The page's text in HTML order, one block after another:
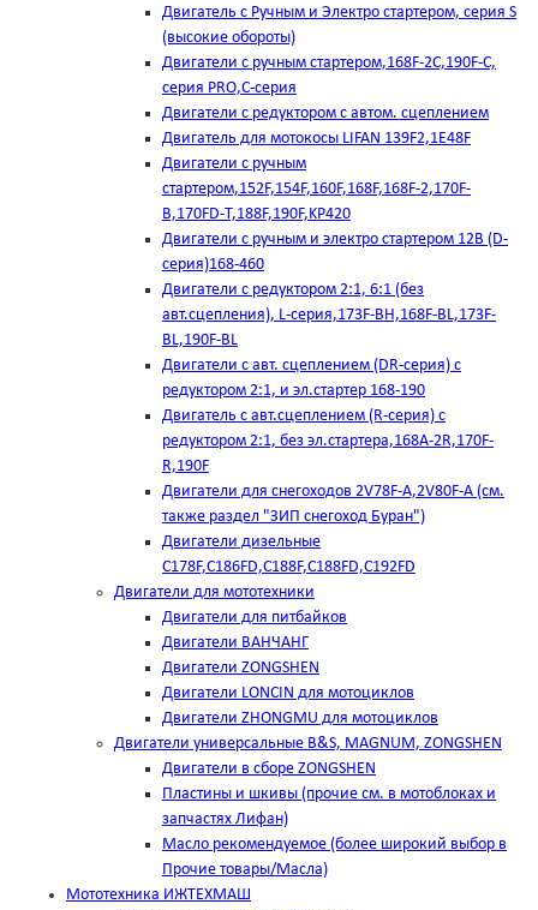
Двигатель с Ручным и Электро стартером, серия S
(высокие обороты)
Двигатели с ручным стартером,168F-2C,190F-C,
серия PRO,C-серия
Двигатели с редуктором с автом. сцеплением
Двигатель для мотокосы LIFAN 139F2,1E48F
Двигатели с ручным
стартером,152F,154F,160F,168F,168F-2,170F-
B,170FD-T,188F,190F,KP420
Двигатели с ручным и электро стартером 12В (D-
серия)168-460
Двигатели с редуктором 2:1, 6:1 (без
авт.сцепления), L-серия,173F-BH,168F-BL,173F-
BL,190F-BL
Двигатели с авт. сцеплением (DR-серия) с
редуктором 2:1, и эл.стартер 168-190
Двигатель с авт.сцеплением (R-серия) с
редуктором 2:1, без эл.стартера,168А-2R,170F-
R,190F
Двигатели для снегоходов 2V78F-A,2V80F-A (см.
также раздел "ЗИП снегоход Буран")
Двигатели дизельные
C178F,С186FD,C188F,C188FD,C192FD
Двигатели для мототехники
Двигатели для питбайков
Двигатели ВАНЧАНГ
Двигатели ZONGSHEN
Двигатели LONCIN для мотоциклов
Двигатели ZHONGMU для мотоциклов
Двигатели универсальные B&S, MAGNUM, ZONGSHEN
Двигатели в сборе ZONGSHEN
Пластины и шкивы (прочие см. в мотоблоках и
запчастях Лифан)
Масло рекомендуемое (более широкий выбор в
Прочие товары/Масла)
Мототехника ИЖТЕХМАШ